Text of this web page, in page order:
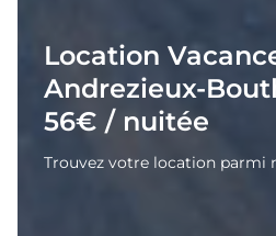
Location
Andrezieux-
56€ / nuitée
Trouvez votre location parmi